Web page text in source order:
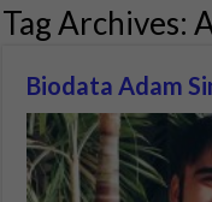
Tag Archives:
Biodata Adam